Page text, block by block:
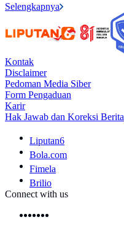
Selengkapnya
Kontak
Disclaimer
Pedoman Media Siber
Form Pengaduan
Karir
Hak Jawab dan Koreksi Berita
Liputan6
Bola.com
Fimela
Brilio
Connect with us